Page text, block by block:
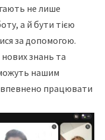
не лише
а й бути тією
за допомогою.
знань та
нашим
впевнено працювати